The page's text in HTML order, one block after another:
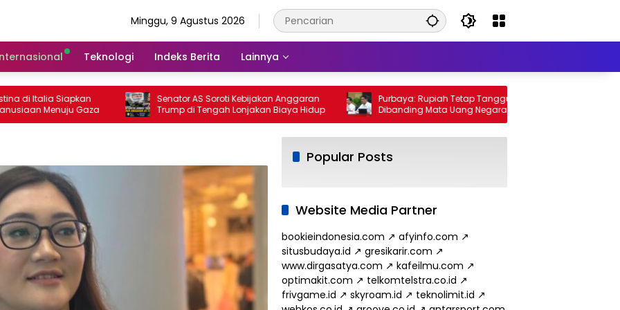
Minggu, 9 Agustus 2026
Teknologi Indeks Berita Lainnya
Siapkan
Gaza
Senator AS Soroti Kebijakan Anggaran
Trump di Tengah Lonjakan Biaya Hidup
Purbaya: Rupiah Tetap Tangguh
Dibanding Mata Uang Negara Lain
Popular Posts
Website Media Partner
bookieindonesia.com ↗ afyinfo.com ↗
situsbudaya.id ↗ gresikarir.com ↗
www.dirgasatya.com ↗ kafeilmu.com ↗
optimakit.com ↗ telkomtelstra.co.id ↗
frivgame.id ↗ skyroam.id ↗ teknolimit.id ↗